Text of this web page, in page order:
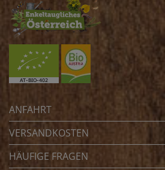
ANFAHRT
VERSANDKOSTEN
HÄUFIGE FRAGEN